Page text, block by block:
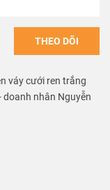
THEO DÕI
váy cưới ren trắng
doanh nhân Nguyễn